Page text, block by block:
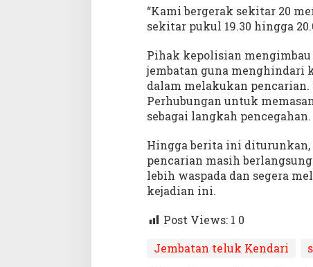
k
y
M
e
l
o
m
a
t
k
e
u
t
“Kami bergerak sekitar 20
sekitar pukul 19.30 hingga
Pihak kepolisian
jembatan guna menghindari
dalam melakukan
Perhubungan untuk
sebagai langkah pencegahan.
Hingga berita ini
pencarian masih
lebih waspada dan segera
kejadian ini.
Post Views: 1 0
Jembatan teluk Kendari